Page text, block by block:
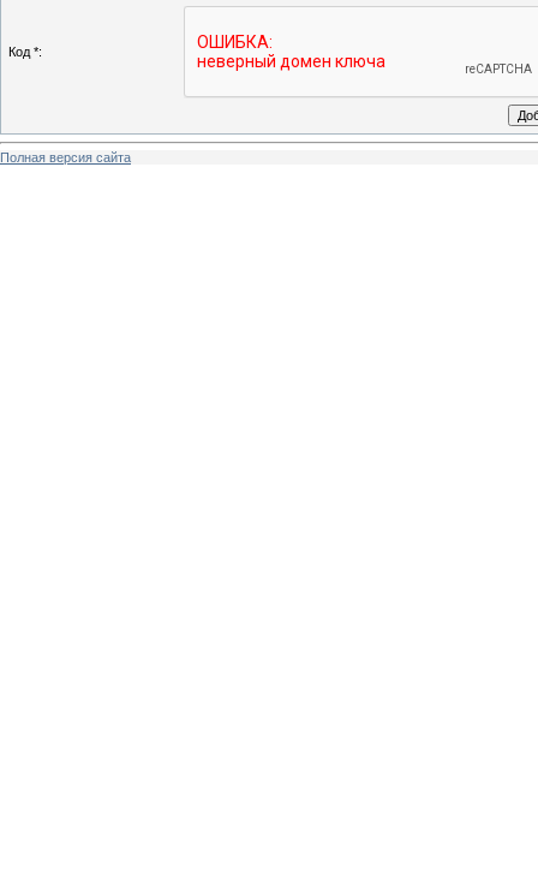
Код *:
Полная версия сайта